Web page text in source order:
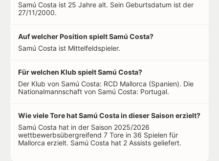
Samú Costa ist 25 Jahre alt. Sein Geburtsdatum ist der
27/11/2000.
Auf welcher Position spielt Samú Costa?
Samú Costa ist Mittelfeldspieler.
Für welchen Klub spielt Samú Costa?
Der Klub von Samú Costa: RCD Mallorca (Spanien). Die
Nationalmannschaft von Samú Costa: Portugal.
Wie viele Tore hat Samú Costa in dieser Saison erzielt?
Samú Costa hat in der Saison 2025/2026
wettbewerbsübergreifend 7 Tore in 36 Spielen für
Mallorca erzielt. Samú Costa hat 2 Assists geliefert.